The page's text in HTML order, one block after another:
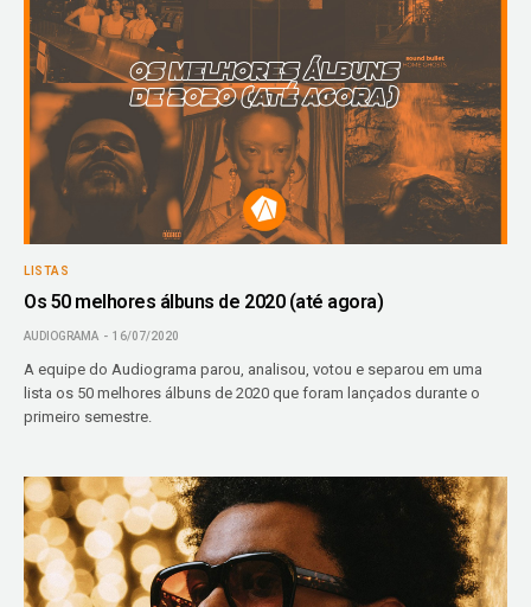
LISTAS
Os 50 melhores álbuns de 2020 (até agora)
AUDIOGRAMA 16/07/2020
A equipe do Audiograma parou, analisou, votou e separou em uma
lista os 50 melhores álbuns de 2020 que foram lançados durante o
primeiro semestre.